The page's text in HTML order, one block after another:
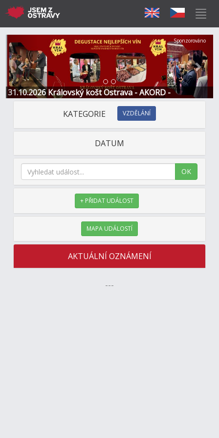
31.10.2026 Královský košt Ostrava - AKORD -
Restaurace a Hotel
Předchozí Další
Sponzorováno
KATEGORIE VZDĚLÁNÍ
DATUM
OK
+ PŘIDAT UDÁLOST
MAPA UDÁLOSTÍ
AKTUÁLNÍ OZNÁMENÍ
---